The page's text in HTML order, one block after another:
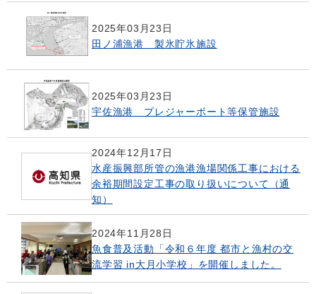
2025年03月23日
田ノ浦漁港 製氷貯氷施設
2025年03月23日
宇佐漁港 プレジャーボート等保管施設
2024年12月17日
水産振興部所管の漁港漁場関係工事における
余裕期間設定工事の取り扱いについて（通
知）
2024年11月28日
魚食普及活動「令和６年度 都市と漁村の交
流学習 in大月小学校」を開催しました。